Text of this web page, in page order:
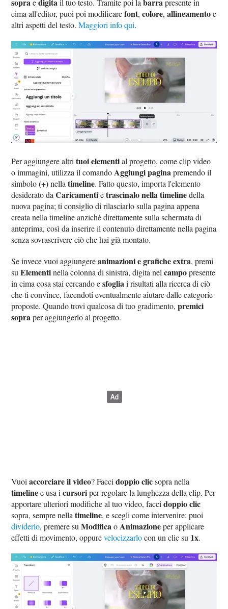
cima all'editor, puoi poi modificarefont,colore,allineamentoe
altri aspetti del testo.Maggiori info qui.
Per aggiungere altrituoi elemential progetto, come clip video
o immagini, utilizza il comando Aggiungi paginapremendo il
simbolo(+)nellatimeline. Fatto questo, importa l'elemento
desiderato daCaricamentietrascinalo nella timelinedella
nuova pagina; ti consiglio di rilasciarlo sulla pagina appena
creata nella timeline anziché direttamente sulla schermata di
anteprima, così da inserire il contenuto direttamente nella pagina
senza sovrascrivere ciò che hai già montato.
Se invece vuoi aggiungereanimazioni e grafiche extra, premi
suElementinella colonna di sinistra, digita nelcampopresente
in cima cosa stai cercando esfogliai risultati alla ricerca di ciò
che ti convince, facendoti eventualmente aiutare dalle categorie
proposte. Quando trovi qualcosa di tuo gradimento,premici
sopraper aggiungerlo al progetto.
Vuoiaccorciare il video? Faccidoppio clicsopra nella
timelinee usa icursoriper regolare la lunghezza della clip. Per
apportare ulteriori modifiche al tuo video, faccidoppio clic
sopra, sempre nellatimeline, e scegli come intervenire: puoi
dividerlo, premere suModificao Animazioneper applicare
effetti di movimento, oppurevelocizzarlocon un clic su 1x.